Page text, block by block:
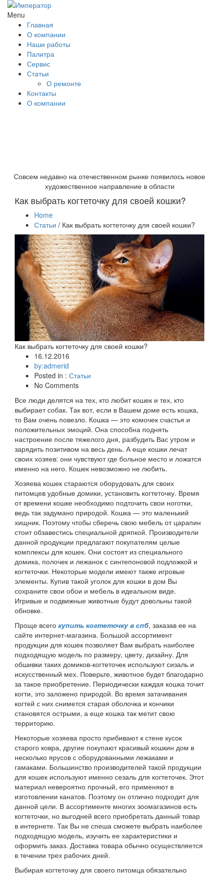
Menu
Главная
О компании
Наши работы
Палитра
Сервис
Статьи
О ремонте
Контакты
О компании
Совсем недавно на отечественном рынке появилось новое
художественное направление в области
Как выбрать когтеточку для своей кошки?
Home
Статьи / Как выбрать когтеточку для своей кошки?
Как выбрать когтеточку для своей кошки?
16.12.2016
by:admerid
Posted in : Статьи
No Comments
Все люди делятся на тех, кто любит кошек и тех, кто
выбирает собак. Так вот, если в Вашем доме есть кошка,
то Вам очень повезло. Кошка — это комочек счастья и
положительных эмоций. Она способна поднять
настроение после тяжелого дня, разбудить Вас утром и
зарядить позитивом на весь день. А еще кошки лечат
своих хозяев: они чувствуют где больное место и ложатся
именно на него. Кошек невозможно не любить.
Хозяева кошек стараются оборудовать для своих
питомцев удобные домики, установить когтеточку. Время
от времени кошке необходимо подточить свои ноготки,
ведь так задумано природой. Кошка — это маленький
хищник. Поэтому чтобы сберечь свою мебель от царапин
стоит обзавестись специальной дряпкой. Производители
данной продукции предлагают покупателям целые
комплексы для кошек. Они состоят из специального
домика, полочек и лежанок с синтепоновой подложкой и
когтеточки. Некоторые модели имеют также игровые
элементы. Купив такой уголок для кошки в дом Вы
сохраните свои обои и мебель в идеальном виде.
Игривые и подвижные животные будут довольны такой
обновке.
Проще всего купить когтеточку в спб, заказав ее на
сайте интернет-магазина. Большой ассортимент
продукции для кошек позволяет Вам выбрать наиболее
подходящую модель по размеру, цвету, дизайну. Для
обшивки таких домиков-когтеточек используют сизаль и
искусственный мех. Поверьте, животное будет благодарно
за такое приобретение. Периодически каждая кошка точит
когти, это заложено природой. Во время затачивания
когтей с них снимется старая оболочка и кончики
становятся острыми, а еще кошка так метит свою
территорию.
Некоторые хозяева просто прибивают к стене кусок
старого ковра, другие покупают красивый кошкин дом в
несколько ярусов с оборудованными лежаками и
гамаками. Большинство производителей такой продукции
для кошек используют именно сезаль для когтеточек. Этот
материал невероятно прочный, его применяют в
изготовлении канатов. Поэтому он отлично подходит для
данной цели. В ассортименте многих зоомагазинов есть
когтеточки, но выгодней всего приобретать данный товар
в интернете. Так Вы не спеша сможете выбрать наиболее
подходящую модель, изучить ее характеристики и
оформить заказ. Доставка товара обычно осуществляется
в течении трех рабочих дней.
Выбирая когтеточку для своего питомца обязательно